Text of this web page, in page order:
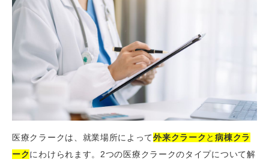
医療クラークは、就業場所によって外来クラーク と病棟クラ
ークにわけられます。2つの医療クラークのタイプについて解